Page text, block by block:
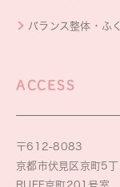
バランス整体・ふ
ACCESS
〒612-8083
京都市伏見区京町5
RUFF京町201号室